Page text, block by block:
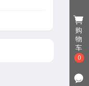
购
物
车
0